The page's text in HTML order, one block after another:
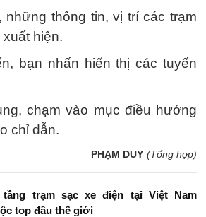
những thông tin, vị trí các trạm
hiện.
bạn nhấn hiển thị các tuyến
chạm vào mục điều hướng
chỉ dẫn.
PHẠM DUY (Tổng hợp)
tầng trạm sạc xe điện tại Việt Nam
top đầu thế giới